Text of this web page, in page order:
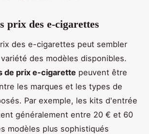
prix des e-cigarettes
des e-cigarettes peut sembler
des modèles disponibles.
de prix e-cigarette peuvent être
les marques et les types de
Par exemple, les kits d'entrée
généralement entre 20 € et 60
modèles plus sophistiqués